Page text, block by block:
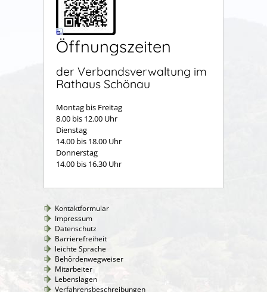
Öffnungszeiten
der Verbandsverwaltung im
Rathaus Schönau
Montag bis Freitag
8.00 bis 12.00 Uhr
Dienstag
14.00 bis 18.00 Uhr
Donnerstag
14.00 bis 16.30 Uhr
Kontaktformular
Impressum
Datenschutz
Barrierefreiheit
leichte Sprache
Behördenwegweiser
Mitarbeiter
Lebenslagen
Verfahrensbeschreibungen